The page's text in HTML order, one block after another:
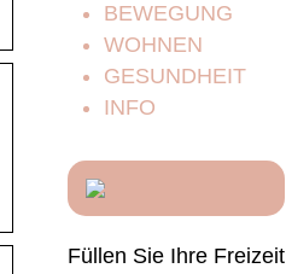
BEWEGUNG
WOHNEN
GESUNDHEIT
INFO
Füllen Sie Ihre Freizeit